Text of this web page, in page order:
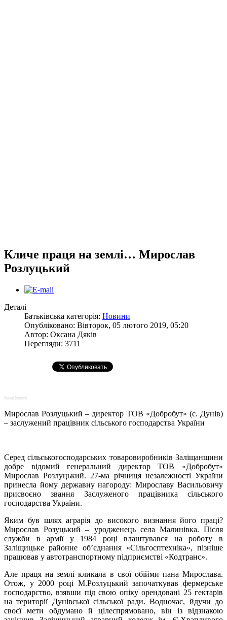
Кличе праця на землі… Мирослав
Розлуцький
Деталі
Батьківська категорія: Новини
Опубліковано: Вівторок, 05 лютого 2019, 05:20
Автор: Оксана Дяків
Перегляди: 3711
Social buttons
Мирослав Розлуцький ­– директор ТОВ «Добробут» (с. Дунів)
– заслужений працівник сільського господарства України
Серед сільськогосподарських товаровиробників Заліщанщини
добре відомий генеральний директор ТОВ «Добробут»
Мирослав Розлуцький. 27-ма річниця незалежності України
принесла йому державну нагороду: Мирославу Васильовичу
присвоєно звання Заслуженого працівника сільського
господарства України.
Яким був шлях аграрія до високого визнання його праці?
Мирослав Розуцький – уродженець села Малинівка. Після
служби в армії у 1984 році влаштувався на роботу в
Заліщицьке районне об’єднання «Сільгосптехніка», пізніше
працював у автотранспортному підприємстві «Кодтранс».
Але праця на землі кликала в свої обійми пана Мирослава.
Отож, у 2000 році М.Розлуцький започаткував фермерське
господарство, взявши під свою опіку орендовані 25 гектарів
на території Дунівської сільської ради. Водночас, йдучи до
своєї мети обдумано й цілеспрямовано, він із відзнакою